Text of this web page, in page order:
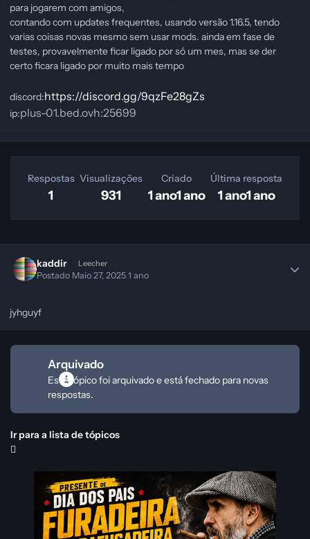
para jogarem com amigos,
contando com updates frequentes, usando versão 1.16.5, tendo
varias coisas novas mesmo sem usar mods. ainda em fase de
testes, provavelmente ficar ligado por só um mes, mas se der
certo ficara ligado por muito mais tempo
discord:https://discord.gg/9qzFe28gZs
ip:plus-01.bed.ovh:25699
Respostas
1
Visualizações
931
Criado
1 ano1 ano
Última resposta
1 ano1 ano
kaddir Leecher
Postado Maio 27, 20251 ano
jyhguyf
Arquivado
Este tópico foi arquivado e está fechado para novas
respostas.
Ir para a lista de tópicos